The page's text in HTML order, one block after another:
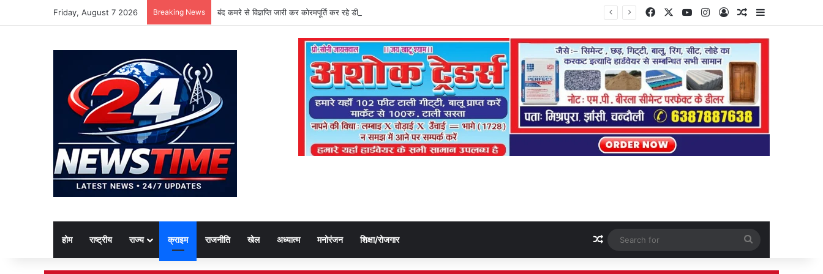
Friday, August 7 2026 Breaking News बंद कमरे से विज्ञप्ति जारी कर कोरमपूर्ति कर रहे डीएओ, किसानों को लूट रहे निजी दुकानदार FacebookYouTubeInstagram
Log InRandom Article
Sidebar
होम राष्ट्रीय राज्य क्राइम राजनीति खेल अध्यात्म मनोरंजन शिक्षा/रोजगार Random Article
for